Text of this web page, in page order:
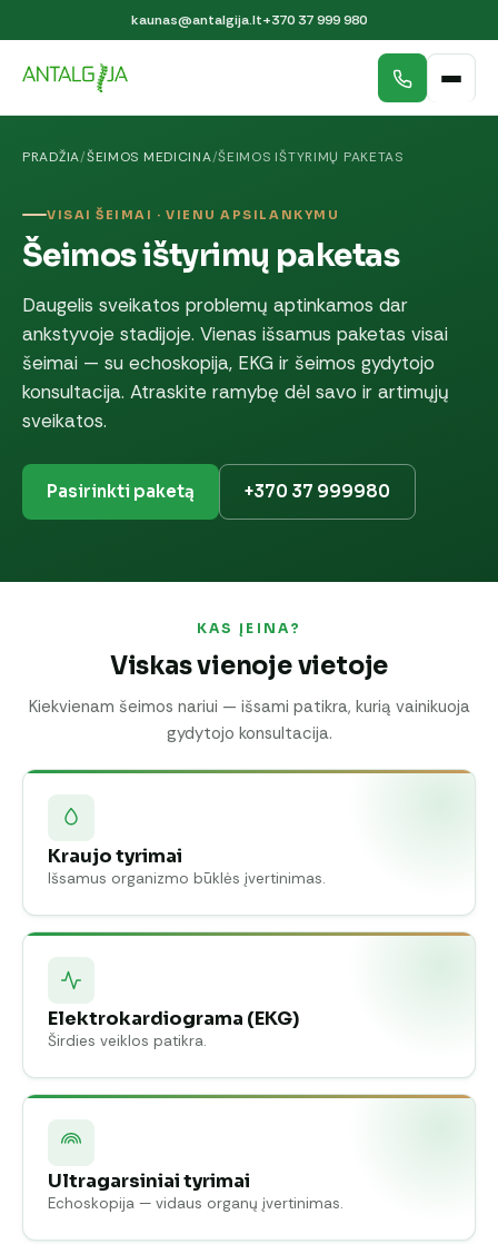
kaunas@antalgija.lt+370 37 999 980
PRADŽIA/ŠEIMOS MEDICINA/ŠEIMOS IŠTYRIMŲ PAKETAS
VISAI ŠEIMAI · VIENU APSILANKYMU
Šeimos ištyrimų paketas
Daugelis sveikatos problemų aptinkamos dar
ankstyvoje stadijoje. Vienas išsamus paketas visai
šeimai — su echoskopija, EKG ir šeimos gydytojo
konsultacija. Atraskite ramybę dėl savo ir artimųjų
sveikatos.
Pasirinkti paketą +370 37 999980
KAS ĮEINA?
Viskas vienoje vietoje
Kiekvienam šeimos nariui — išsami patikra, kurią vainikuoja
gydytojo konsultacija.
Kraujo tyrimai
Išsamus organizmo būklės įvertinimas.
Elektrokardiograma (EKG)
Širdies veiklos patikra.
Ultragarsiniai tyrimai
Echoskopija — vidaus organų įvertinimas.